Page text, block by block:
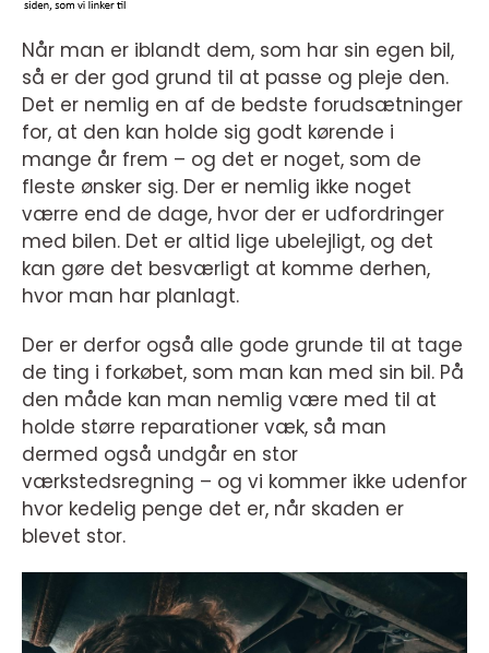
Når man er iblandt dem, som har sin egen bil,
så er der god grund til at passe og pleje den.
Det er nemlig en af de bedste forudsætninger
for, at den kan holde sig godt kørende i
mange år frem – og det er noget, som de
fleste ønsker sig. Der er nemlig ikke noget
værre end de dage, hvor der er udfordringer
med bilen. Det er altid lige ubelejligt, og det
kan gøre det besværligt at komme derhen,
hvor man har planlagt.
Der er derfor også alle gode grunde til at tage
de ting i forkøbet, som man kan med sin bil. På
den måde kan man nemlig være med til at
holde større reparationer væk, så man
dermed også undgår en stor
værkstedsregning – og vi kommer ikke udenfor
hvor kedelig penge det er, når skaden er
blevet stor.